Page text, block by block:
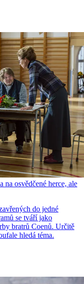
na osvědčené herce, ale
do jedné
se tváří jako
bratrů Coenů. Určitě
hledá téma.